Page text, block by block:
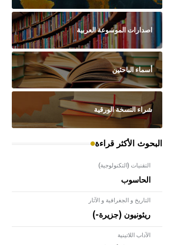
اصدارات الموسوعة العربية
أسماء الباحثين
شراء النسخة الورقية
البحوث الأكثر قراءة
التقنيات (التكنولوجية)
الحاسوب
التاريخ و الجغرافية و الآثار
ريئونيون (جزيرة-)
الآداب اللاتينية